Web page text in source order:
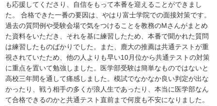
も応援してくださり、自信をもって本番を迎えることができまし
た。 合格できた一番の要因は、やはり富士学院での面接対策です。
過去の質問例や受験会場で気をつけることを教務のMさんがまとめ
た資料をいただき、それを基に練習したため、本番で聞かれた質問
は練習したものばかりでした。また、鹿大の推薦は共通テストが重
視されていたため、他の人よりも早い10月位から共通テストの対策
に重点を置いて勉強しました。医学部受験は簡単なものではないと
高校三年間を通して痛感しました。模試でなかなか良い判定が出な
かったり、戦う相手の多くが浪人生であったり、本当に医学部なん
て合格できるのかと共通テスト直前まで何度も不安になりました。